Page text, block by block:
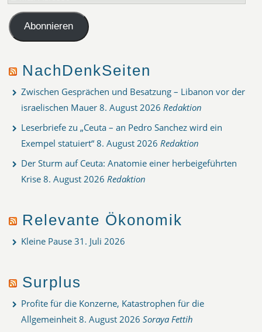
Mail-
AdresseAbonnieren
NachDenkSeiten
Zwischen Gesprächen und Besatzung – Libanon vor der
israelischen Mauer 8. August 2026 Redaktion
Leserbriefe zu „Ceuta – an Pedro Sanchez wird ein
Exempel statuiert“ 8. August 2026 Redaktion
Der Sturm auf Ceuta: Anatomie einer herbeigeführten
Krise 8. August 2026 Redaktion
Relevante Ökonomik
Kleine Pause 31. Juli 2026
Surplus
Profite für die Konzerne, Katastrophen für die
Allgemeinheit 8. August 2026 Soraya Fettih